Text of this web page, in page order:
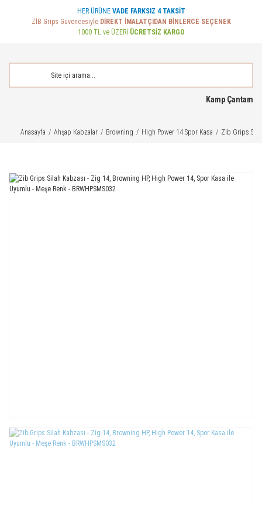
HER ÜRÜNE VADE FARKSIZ 4 TAKSİT
ZİB Grips Güvencesiyle DİREKT İMALATÇIDAN BİNLERCE SEÇENEK
1000 TL ve ÜZERİ ÜCRETSİZ KARGO
Kamp Çantam
Anasayfa Ahşap Kabzalar Browning High Power 14 Spor Kasa Zib Grips